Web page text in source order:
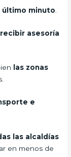
último minuto
asesoría
las zonas
e
las alcaldías
en menos de